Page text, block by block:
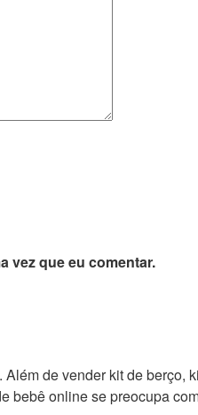
vez que eu comentar.
de vender kit de
bebê online se preocupa